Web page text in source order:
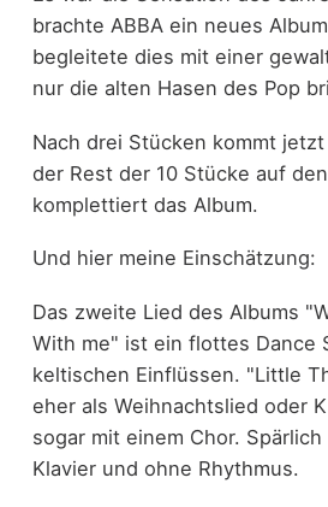
brachte ABBA ein neues
begleitete dies mit einer
nur die alten Hasen des Pop
Nach drei Stücken kommt
der Rest der 10 Stücke auf
komplettiert das Album.
Und hier meine Einschätzung:
Das zweite Lied des Albums
With me" ist ein flottes Dance
keltischen Einflüssen. "Little
eher als Weihnachtslied oder
sogar mit einem Chor.
Klavier und ohne Rhythmus.